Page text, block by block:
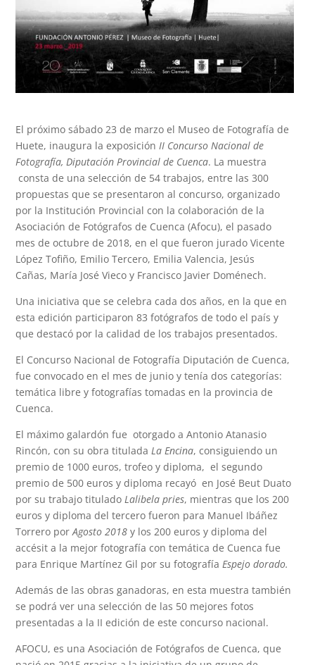
El próximo sábado 23 de marzo el Museo de Fotografía de
Huete, inaugura la exposición II Concurso Nacional de
Fotografía, Diputación Provincial de Cuenca. La muestra
consta de una selección de 54 trabajos, entre las 300
propuestas que se presentaron al concurso, organizado
por la Institución Provincial con la colaboración de la
Asociación de Fotógrafos de Cuenca (Afocu), el pasado
mes de octubre de 2018, en el que fueron jurado Vicente
López Tofiño, Emilio Tercero, Emilia Valencia, Jesús
Cañas, María José Vieco y Francisco Javier Doménech.
Una iniciativa que se celebra cada dos años, en la que en
esta edición participaron 83 fotógrafos de todo el país y
que destacó por la calidad de los trabajos presentados.
El Concurso Nacional de Fotografía Diputación de Cuenca,
fue convocado en el mes de junio y tenía dos categorías:
temática libre y fotografías tomadas en la provincia de
Cuenca.
El máximo galardón fue otorgado a Antonio Atanasio
Rincón, con su obra titulada La Encina, consiguiendo un
premio de 1000 euros, trofeo y diploma, el segundo
premio de 500 euros y diploma recayó en José Beut Duato
por su trabajo titulado Lalibela pries, mientras que los 200
euros y diploma del tercero fueron para Manuel Ibáñez
Torrero porAgosto 2018 y los 200 euros y diploma del
accésit a la mejor fotografía con temática de Cuenca fue
para Enrique Martínez Gil por su fotografía Espejo dorado.
Además de las obras ganadoras, en esta muestra también
se podrá ver una selección de las 50 mejores fotos
presentadas a la II edición de este concurso nacional.
AFOCU, es una Asociación de Fotógrafos de Cuenca, que